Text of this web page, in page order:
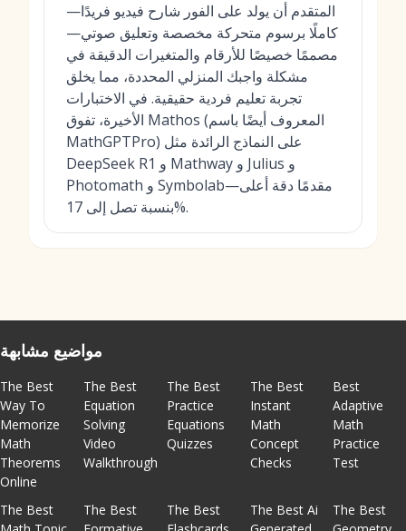
المتقدم أن يولد على الفور شارح فيديو فريدًا—
كاملًا برسوم متحركة مخصصة وتعليق صوتي—
مصممًا خصيصًا للأرقام والمتغيرات الدقيقة في
مشكلة واجبك المنزلي المحددة، مما يخلق
تجربة تعليم فردية حقيقية. في الاختبارات
الأخيرة، تفوق Mathos (المعروف أيضًا باسم
MathGPTPro) على النماذج الرائدة مثل
DeepSeek R1 و Mathway و Julius و
Photomath و Symbolab—مقدمًا دقة أعلى
بنسبة تصل إلى 17%.
مواضيع مشابهة
The Best
Way To
Memorize
Math
Theorems
Online
The Best
Equation
Solving
Video
Walkthrough
The Best
Practice
Equations
Quizzes
The Best
Instant
Math
Concept
Checks
Best
Adaptive
Math
Practice
Test
The Best
The Best
The Best
The Best Ai
The Best